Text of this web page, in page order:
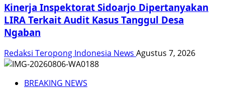
Kinerja Inspektorat Sidoarjo Dipertanyakan
LIRA Terkait Audit Kasus Tanggul Desa
Ngaban
Redaksi Teropong Indonesia News Agustus 7, 2026
BREAKING NEWS